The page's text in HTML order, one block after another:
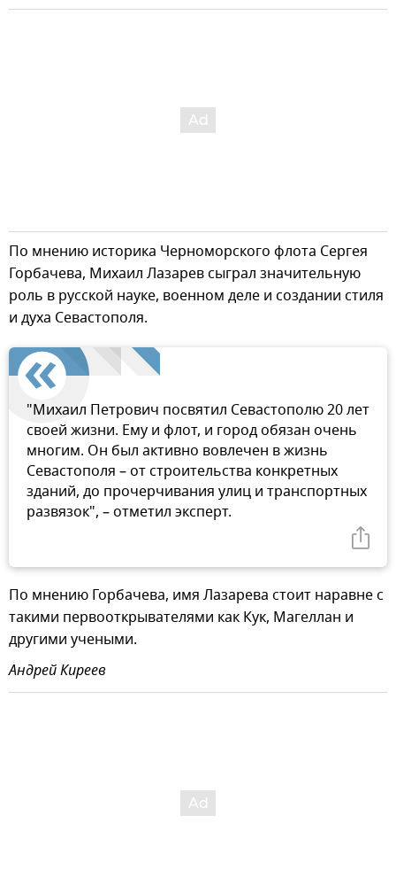
По мнению историка Черноморского флота Сергея
Горбачева, Михаил Лазарев сыграл значительную
роль в русской науке, военном деле и создании стиля
и духа Севастополя.
"Михаил Петрович посвятил Севастополю 20 лет
своей жизни. Ему и флот, и город обязан очень
многим. Он был активно вовлечен в жизнь
Севастополя – от строительства конкретных
зданий, до прочерчивания улиц и транспортных
развязок", – отметил эксперт.
По мнению Горбачева, имя Лазарева стоит наравне с
такими первооткрывателями как Кук, Магеллан и
другими учеными.
Андрей Киреев